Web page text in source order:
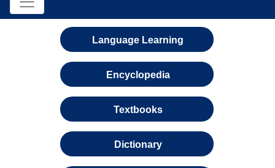
Language Learning
Encyclopedia
Textbooks
Dictionary